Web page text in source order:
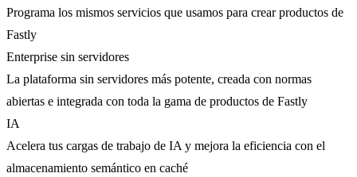
Programa los mismos servicios que usamos para crear productos de
Fastly
Enterprise sin servidores
La plataforma sin servidores más potente, creada con normas
abiertas e integrada con toda la gama de productos de Fastly
IA
Acelera tus cargas de trabajo de IA y mejora la eficiencia con el
almacenamiento semántico en caché